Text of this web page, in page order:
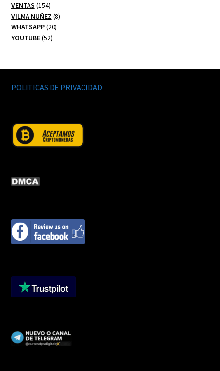
VENTAS 154154
productos
VILMA NUÑEZ 88
WHATSAPP 2020
YOUTUBE 5252
POLITICAS DE PRIVACIDAD